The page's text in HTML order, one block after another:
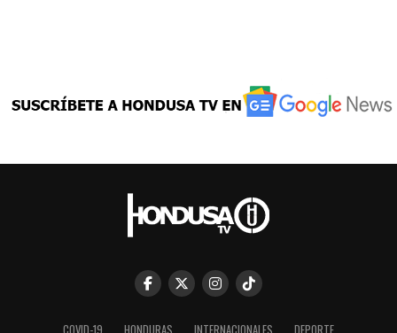
COVID-19 HONDURAS INTERNACIONALES DEPORTE